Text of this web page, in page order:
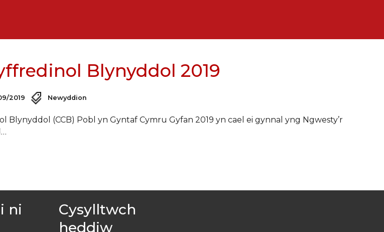
Blynyddol 2019
2019 Newyddion
Blynyddol (CCB) Pobl yn Gyntaf Cymru Gyfan 2019 yn cael ei gynnal yng Ngwesty’r
ni
Cysylltwch
heddiw